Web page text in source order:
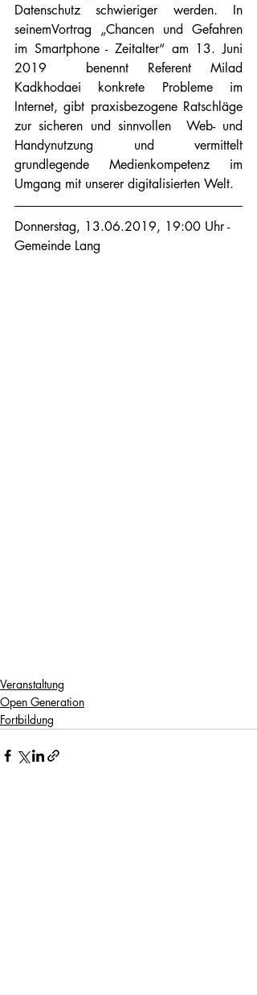
Datenschutz schwieriger werden. In
seinemVortrag „Chancen und Gefahren
im Smartphone - Zeitalter“ am 13. Juni
2019  benennt Referent Milad
Kadkhodaei konkrete Probleme im
Internet, gibt praxisbezogene Ratschläge
zur sicheren und sinnvollen  Web- und
Handynutzung und vermittelt
grundlegende Medienkompetenz im
Umgang mit unserer digitalisierten Welt.
Donnerstag, 13.06.2019, 19:00 Uhr -
Gemeinde Lang
Veranstaltung
Open Generation
Fortbildung